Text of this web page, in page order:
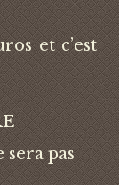
et c’est
sera pas